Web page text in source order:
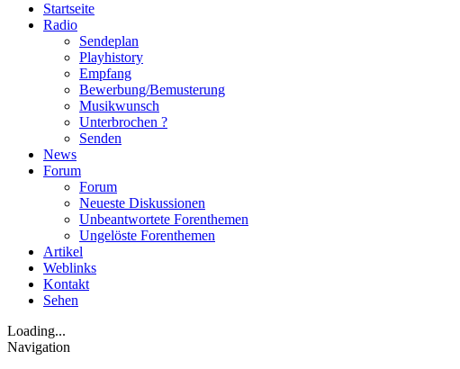
Startseite
Radio
Sendeplan
Playhistory
Empfang
Bewerbung/Bemusterung
Musikwunsch
Unterbrochen ?
Senden
News
Forum
Forum
Neueste Diskussionen
Unbeantwortete Forenthemen
Ungelöste Forenthemen
Artikel
Weblinks
Kontakt
Sehen
Loading...
Navigation